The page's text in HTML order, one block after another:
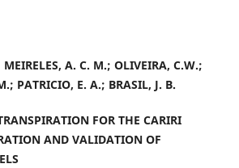
A. C. M.; OLIVEIRA, C.W.;
PATRICIO, E. A.; BRASIL, J. B.
FOR THE CARIRI
AND VALIDATION OF